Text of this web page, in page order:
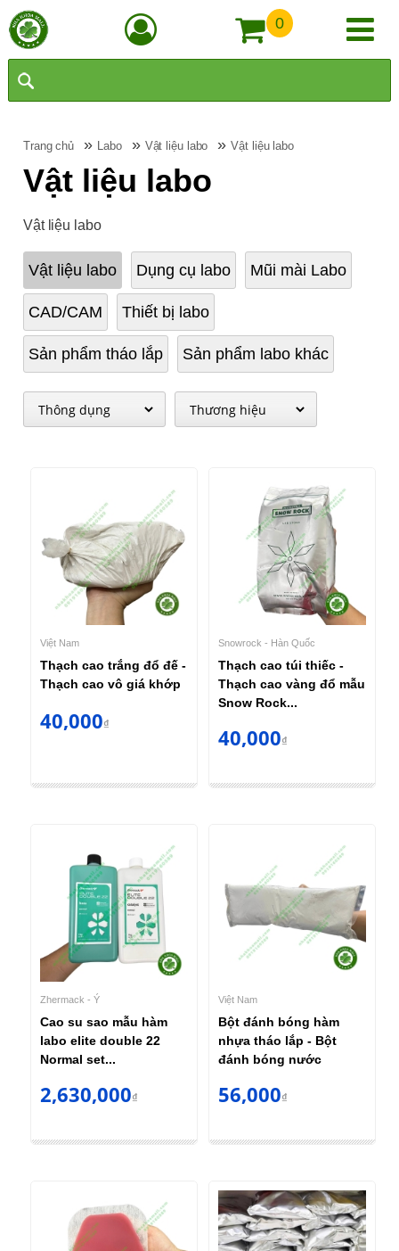
0
Trang chủ » Labo » Vật liệu labo »Vật liệu labo
Vật liệu labo
Vật liệu labo
Vật liệu labo Dụng cụ labo Mũi mài Labo
CAD/CAM Thiết bị labo
Sản phẩm tháo lắp Sản phẩm labo khác
Việt Nam
Thạch cao trắng đổ đế -
Thạch cao vô giá khớp
40,000₫
Snowrock - Hàn Quốc
Thạch cao túi thiếc -
Thạch cao vàng đổ mẫu
Snow Rock...
40,000₫
Zhermack - Ý
Cao su sao mẫu hàm
labo elite double 22
Normal set...
2,630,000₫
Việt Nam
Bột đánh bóng hàm
nhựa tháo lắp - Bột
đánh bóng nước
56,000₫